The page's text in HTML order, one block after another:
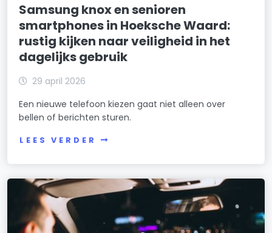
Samsung knox en senioren
smartphones in Hoeksche Waard:
rustig kijken naar veiligheid in het
dagelijks gebruik
29 april 2026
Een nieuwe telefoon kiezen gaat niet alleen over
bellen of berichten sturen.
LEES VERDER